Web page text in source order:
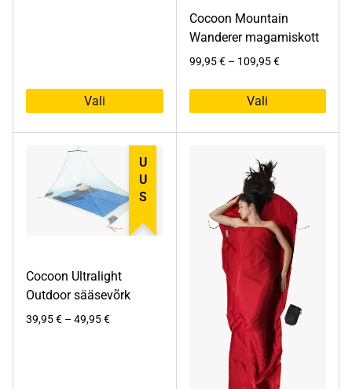
Vali
varianti.
tootelehel.
Cocoon Mountain
Wanderer magamiskott
99,95€ – 109,95€Hinnavahemik:
kuni
Vali
varianti.
Valikuid
tootelehel.
UUS
Cocoon Ultralight
Outdoor sääsevõrk
39,95€ – 49,95€Hinnavahemik: